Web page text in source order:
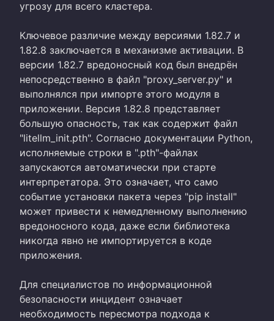
угрозу для всего кластера.
Ключевое различие между версиями 1.82.7 и
1.82.8 заключается в механизме активации. В
версии 1.82.7 вредоносный код был внедрён
непосредственно в файл "proxy_server.py" и
выполнялся при импорте этого модуля в
приложении. Версия 1.82.8 представляет
большую опасность, так как содержит файл
"litellm_init.pth". Согласно документации Python,
исполняемые строки в ".pth"-файлах
запускаются автоматически при старте
интерпретатора. Это означает, что само
событие установки пакета через "pip install"
может привести к немедленному выполнению
вредоносного кода, даже если библиотека
никогда явно не импортируется в коде
приложения.
Для специалистов по информационной
безопасности инцидент означает
необходимость пересмотра подхода к